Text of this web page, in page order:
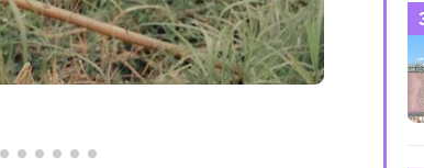
(C)2025 A